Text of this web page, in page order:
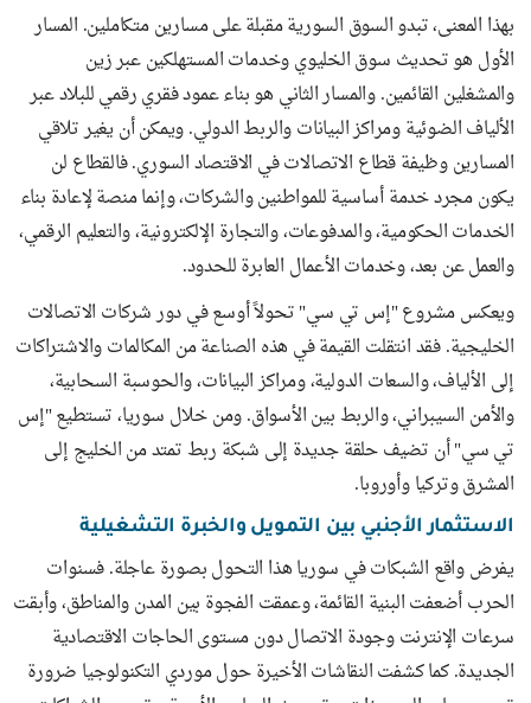
بهذا المعنى، تبدو السوق السورية مقبلة على مسارين متكاملين. المسار
الأول هو تحديث سوق الخليوي وخدمات المستهلكين عبر زين
والمشغلين القائمين. والمسار الثاني هو بناء عمود فقري رقمي للبلاد عبر
الألياف الضوئية ومراكز البيانات والربط الدولي. ويمكن أن يغير تلاقي
المسارين وظيفة قطاع الاتصالات في الاقتصاد السوري. فالقطاع لن
يكون مجرد خدمة أساسية للمواطنين والشركات، وإنما منصة لإعادة بناء
الخدمات الحكومية، والمدفوعات، والتجارة الإلكترونية، والتعليم الرقمي،
والعمل عن بعد، وخدمات الأعمال العابرة للحدود.
ويعكس مشروع "إس تي سي" تحولاً أوسع في دور شركات الاتصالات
الخليجية. فقد انتقلت القيمة في هذه الصناعة من المكالمات والاشتراكات
إلى الألياف، والسعات الدولية، ومراكز البيانات، والحوسبة السحابية،
والأمن السيبراني، والربط بين الأسواق. ومن خلال سوريا، تستطيع "إس
تي سي" أن تضيف حلقة جديدة إلى شبكة ربط تمتد من الخليج إلى
المشرق وتركيا وأوروبا.
الاستثمار الأجنبي بين التمويل والخبرة التشغيلية
يفرض واقع الشبكات في سوريا هذا التحول بصورة عاجلة. فسنوات
الحرب أضعفت البنية القائمة، وعمقت الفجوة بين المدن والمناطق، وأبقت
سرعات الإنترنت وجودة الاتصال دون مستوى الحاجات الاقتصادية
الجديدة. كما كشفت النقاشات الأخيرة حول موردي التكنولوجيا ضرورة